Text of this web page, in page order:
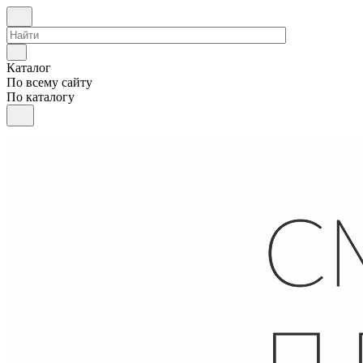
Каталог
По всему сайту
По каталогу